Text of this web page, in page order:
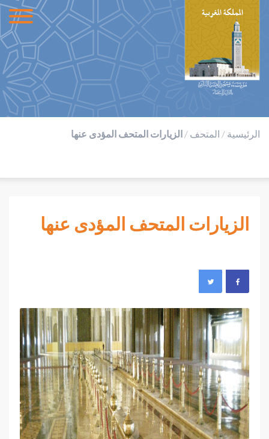
الرئيسية / المتحف / الزيارات المتحف المؤدى عنها
الزيارات المتحف المؤدى عنها